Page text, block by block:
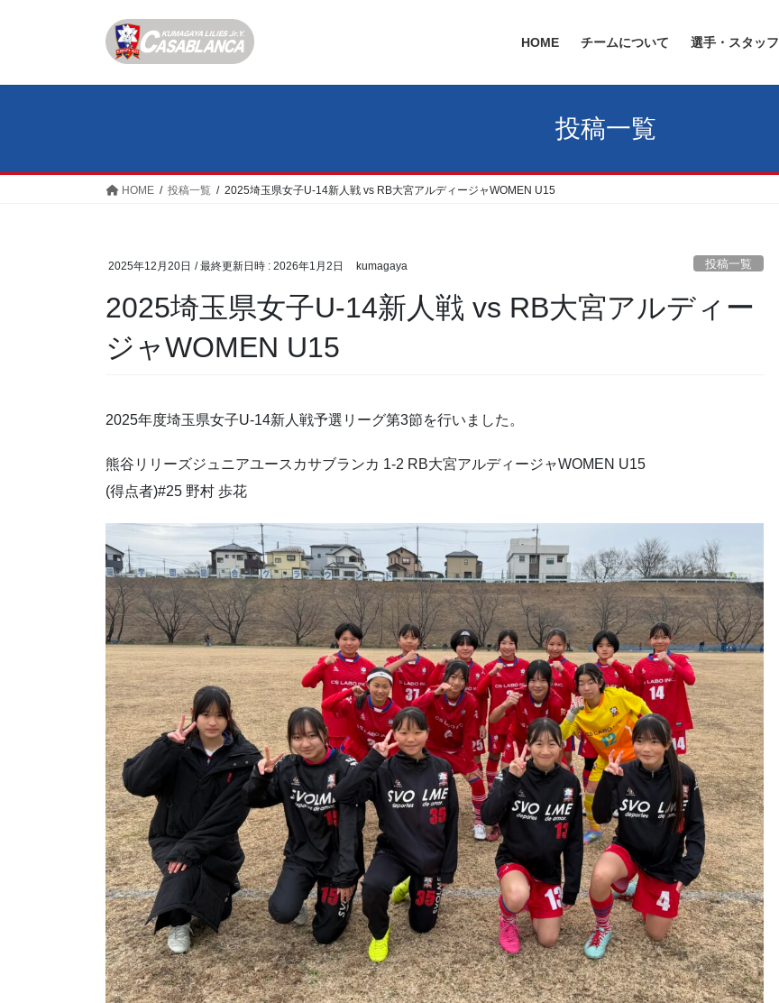
HOME チームについて 選手・スタッフ
投稿一覧
HOME 投稿一覧 2025埼玉県女子U-14新人戦 vs RB大宮アルディージャWOMEN U15
2025年12月20日 / 最終更新日時 : 2026年1月2日 kumagaya 投稿一覧
2025埼玉県女子U-14新人戦 vs RB大宮アルディー
ジャWOMEN U15
2025年度埼玉県女子U-14新人戦予選リーグ第3節を行いました。
熊谷リリーズジュニアユースカサブランカ 1-2 RB大宮アルディージャWOMEN U15
(得点者)#25 野村 歩花